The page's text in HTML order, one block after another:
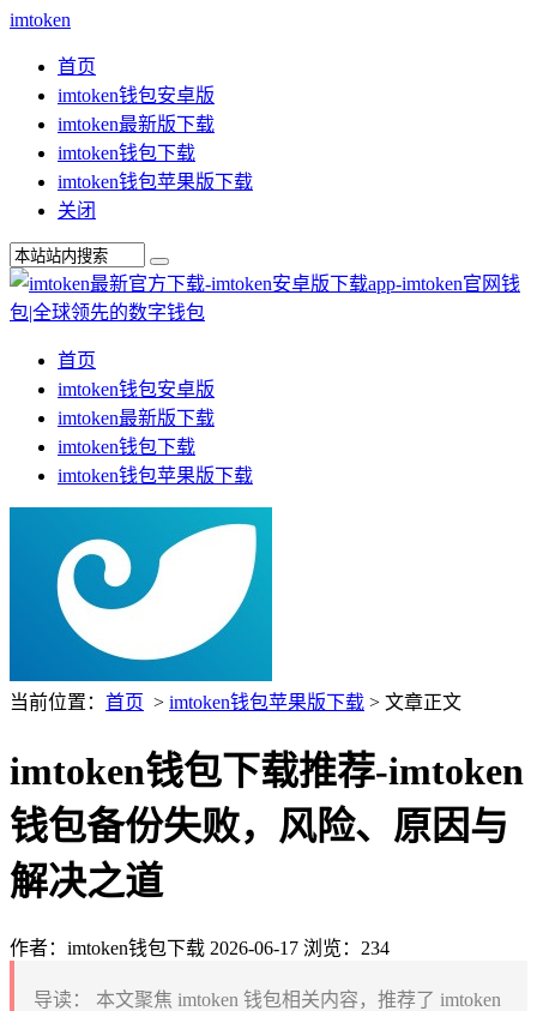
imtoken
首页
imtoken钱包安卓版
imtoken最新版下载
imtoken钱包下载
imtoken钱包苹果版下载
关闭
首页
imtoken钱包安卓版
imtoken最新版下载
imtoken钱包下载
imtoken钱包苹果版下载
当前位置： 首页 > imtoken钱包苹果版下载 > 文章正文
imtoken钱包下载推荐-imtoken
钱包备份失败，风险、原因与
解决之道
作者：imtoken钱包下载 2026-06-17 浏览：234
导读：
本文聚焦 imtoken 钱包相关内容，推荐了 imtoken